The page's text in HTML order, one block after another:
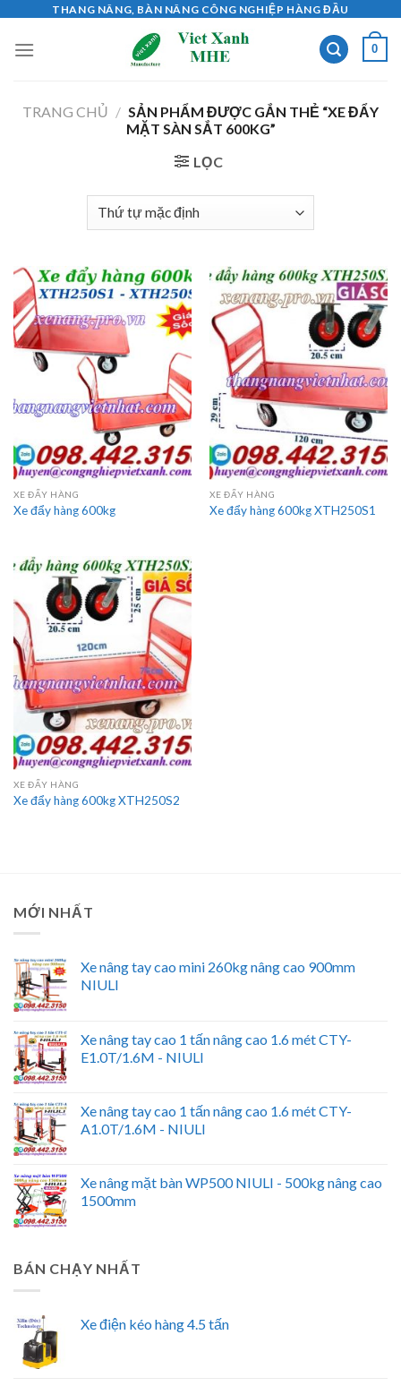
content
THANG NÂNG, BÀN NÂNG CÔNG NGHIỆP HÀNG ĐẦU
0
TRANG CHỦ / SẢN PHẨM ĐƯỢC GẮN THẺ “XE ĐẨY
MẶT SÀN SẮT 600KG”
LỌC
XE ĐẨY HÀNG
Xe đẩy hàng 600kg
XE ĐẨY HÀNG
Xe đẩy hàng 600kg XTH250S1
XE ĐẨY HÀNG
Xe đẩy hàng 600kg XTH250S2
MỚI NHẤT
Xe nâng tay cao mini 260kg nâng cao 900mm
NIULI
Xe nâng tay cao 1 tấn nâng cao 1.6 mét CTY-
E1.0T/1.6M - NIULI
Xe nâng tay cao 1 tấn nâng cao 1.6 mét CTY-
A1.0T/1.6M - NIULI
Xe nâng mặt bàn WP500 NIULI - 500kg nâng cao
1500mm
BÁN CHẠY NHẤT
Xe điện kéo hàng 4.5 tấn